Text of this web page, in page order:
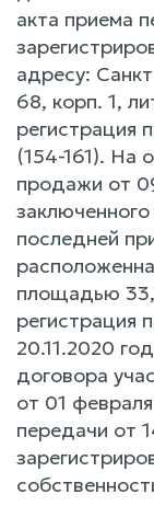
акта приема
адресу:
68, корп. 1,
регистрация
(154-161). На
продажи от
последней
площадью
регистрация
20.11.2020
договора
от 01
передачи от